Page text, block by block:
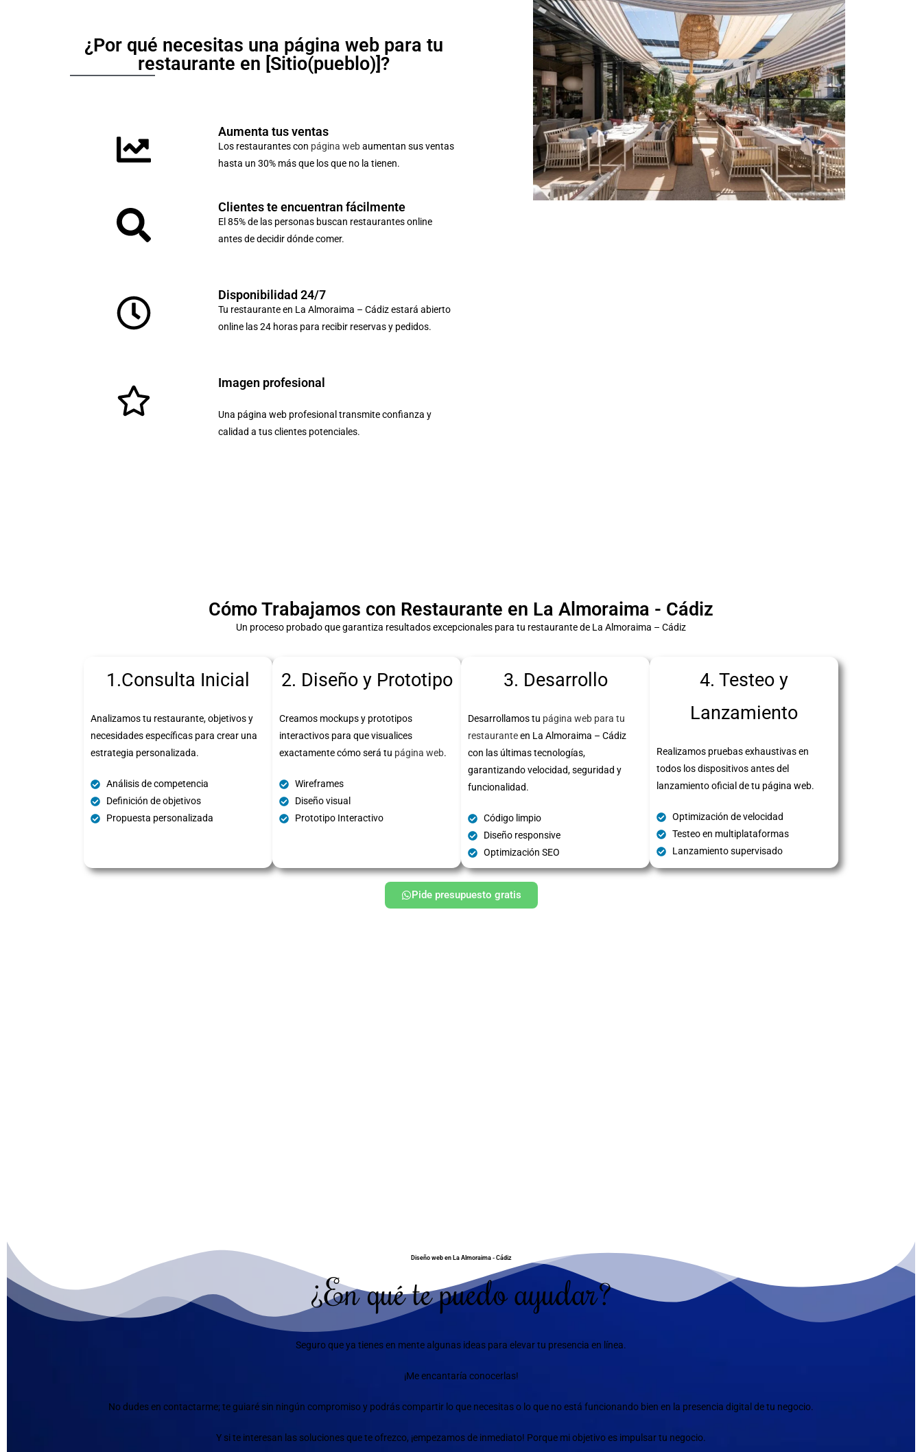
¿Por qué necesitas una página web para tu
restaurante en [Sitio(pueblo)]?
Aumenta tus ventas
Los restaurantes con página webaumentan sus ventas
hasta un 30% más que los que no la tienen.
Clientes te encuentran fácilmente
El 85% de las personas buscan restaurantes online
antes de decidir dónde comer.
Disponibilidad 24/7
Tu restaurante en La Almoraima – Cádiz estará abierto
online las 24 horas para recibir reservas y pedidos.
Imagen profesional
Una página web profesional transmite confianza y
calidad a tus clientes potenciales.
Cómo Trabajamos con Restaurante en La Almoraima - Cádiz
Un proceso probado que garantiza resultados excepcionales para tu restaurante de La Almoraima – Cádiz
1.Consulta Inicial
Analizamos tu restaurante, objetivos y
necesidades específicas para crear una
estrategia personalizada.
Análisis de competencia
Definición de objetivos
Propuesta personalizada
2. Diseño y Prototipo
Creamos mockups y prototipos
interactivos para que visualices
exactamente cómo será tu página web.
Wireframes
Diseño visual
Prototipo Interactivo
3. Desarrollo
Desarrollamos tu página web para tu
restauranteen La Almoraima – Cádiz
con las últimas tecnologías,
garantizando velocidad, seguridad y
funcionalidad.
Código limpio
Diseño responsive
Optimización SEO
4. Testeo y
Lanzamiento
Realizamos pruebas exhaustivas en
todos los dispositivos antes del
lanzamiento oficial de tu página web.
Optimización de velocidad
Testeo en multiplataformas
Lanzamiento supervisado
Pide presupuesto gratis
Diseño web en La Almoraima - Cádiz
¿En qué te puedo ayudar?
Seguro que ya tienes en mente algunas ideas para elevar tu presencia en línea.
¡Me encantaría conocerlas!
No dudes en contactarme; te guiaré sin ningún compromiso y podrás compartir lo que necesitas o lo que no está funcionando bien en la presencia digital de tu negocio.
Y si te interesan las soluciones que te ofrezco, ¡empezamos de inmediato! Porque mi objetivo es impulsar tu negocio.